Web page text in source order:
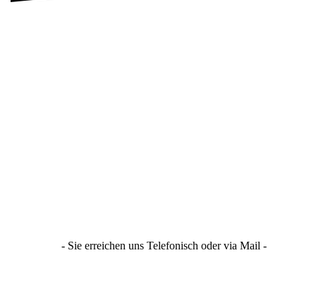
- Sie erreichen uns Telefonisch oder via Mail -